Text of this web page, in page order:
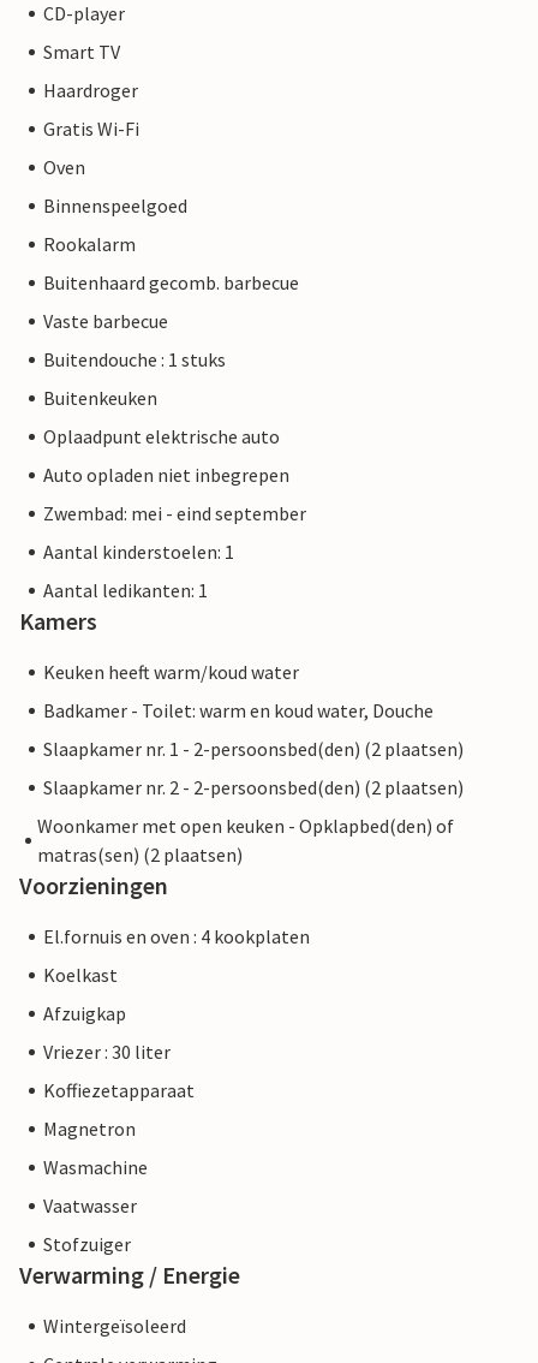
CD-player
Smart TV
Haardroger
Gratis Wi-Fi
Oven
Binnenspeelgoed
Rookalarm
Buitenhaard gecomb. barbecue
Vaste barbecue
Buitendouche : 1 stuks
Buitenkeuken
Oplaadpunt elektrische auto
Auto opladen niet inbegrepen
Zwembad: mei - eind september
Aantal kinderstoelen: 1
Aantal ledikanten: 1
Kamers
Keuken heeft warm/koud water
Badkamer - Toilet: warm en koud water, Douche
Slaapkamer nr. 1 - 2-persoonsbed(den) (2 plaatsen)
Slaapkamer nr. 2 - 2-persoonsbed(den) (2 plaatsen)
Woonkamer met open keuken - Opklapbed(den) of
matras(sen) (2 plaatsen)
Voorzieningen
El.fornuis en oven : 4 kookplaten
Koelkast
Afzuigkap
Vriezer : 30 liter
Koffiezetapparaat
Magnetron
Wasmachine
Vaatwasser
Stofzuiger
Verwarming / Energie
Wintergeïsoleerd